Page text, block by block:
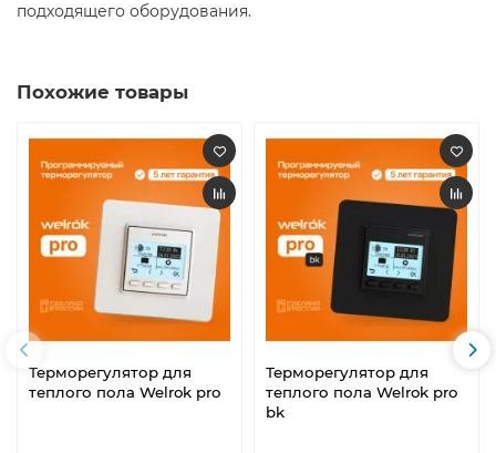
подходящего оборудования.
Похожие товары
Терморегулятор для
теплого пола Welrok pro
Терморегулятор для
теплого пола Welrok pro
bk